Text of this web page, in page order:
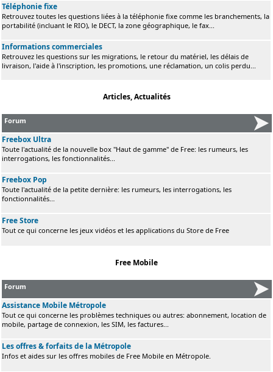
Téléphonie fixe
Retrouvez toutes les questions liées à la téléphonie fixe comme les branchements, la
portabilité (incluant le RIO), le DECT, la zone géographique, le fax...
Informations commerciales
Retrouvez les questions sur les migrations, le retour du matériel, les délais de
livraison, l'aide à l'inscription, les promotions, une réclamation, un colis perdu...
Articles, Actualités
Forum
Freebox Ultra
Toute l'actualité de la nouvelle box "Haut de gamme" de Free: les rumeurs, les
interrogations, les fonctionnalités...
Freebox Pop
Toute l'actualité de la petite dernière: les rumeurs, les interrogations, les
fonctionnalités...
Free Store
Tout ce qui concerne les jeux vidéos et les applications du Store de Free
Free Mobile
Forum
Assistance Mobile Métropole
Tout ce qui concerne les problèmes techniques ou autres: abonnement, location de
mobile, partage de connexion, les SIM, les factures...
Les offres & forfaits de la Métropole
Infos et aides sur les offres mobiles de Free Mobile en Métropole.